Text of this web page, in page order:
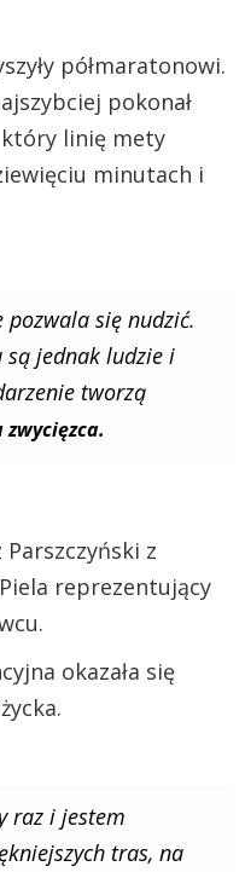
półmaratonowi.
pokonał
który linię mety
minutach i
pozwala się nudzić.
są jednak ludzie i
tworzą
zwycięzca.
Parszczyński z
reprezentujący
okazała się
raz i jestem
tras, na